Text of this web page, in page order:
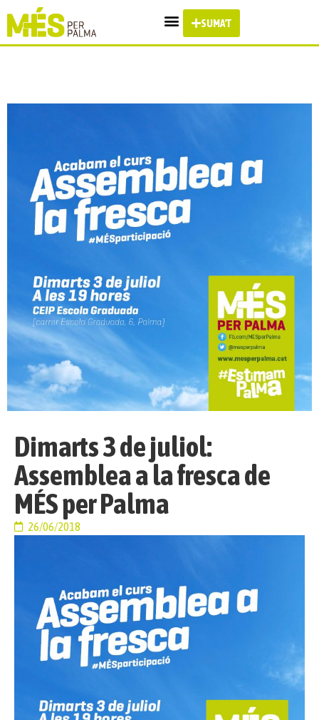
SUMA'T
Dimarts 3 de juliol:
Assemblea a la fresca de
MÉS per Palma
26/06/2018